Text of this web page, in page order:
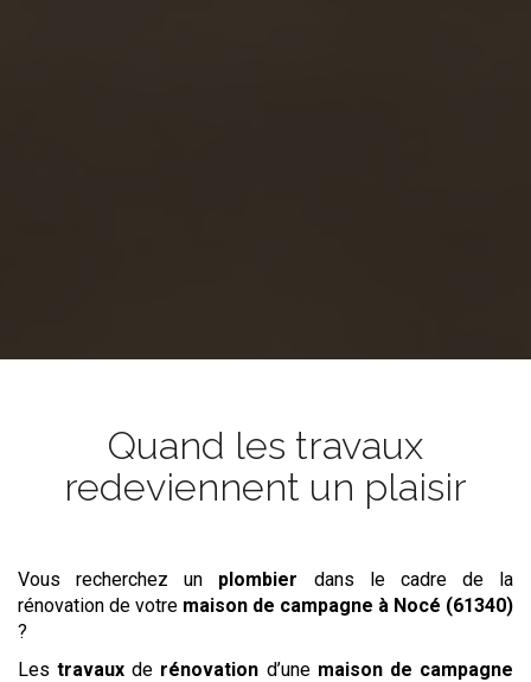
Quand les travaux
redeviennent un plaisir
Vous recherchez un plombier
dans le cadre de la
rénovation de votre maison de campagne à Nocé (61340)
?
Lestravaux de rénovation d’une maison de campagne